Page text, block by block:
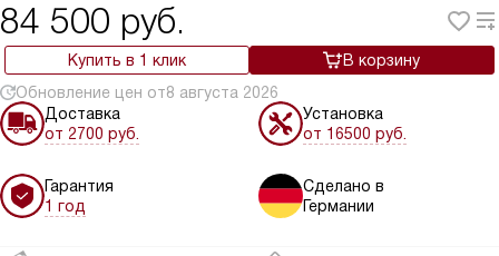
84 500 руб.
Купить в 1 клик
В корзину
Обновление цен от8 августа 2026
Доставка
от 2700 руб.
Установка
от 16500 руб.
Гарантия
1 год
Сделано в
Германии